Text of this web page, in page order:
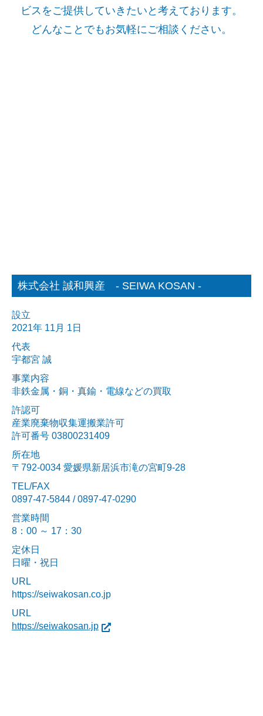
ビスをご提供していきたいと考えております。
どんなことでもお気軽にご相談ください。
株式会社 誠和興産 - SEIWA KOSAN -
設立
2021年 11月 1日
代表
宇都宮 誠
事業内容
非鉄金属・銅・真鍮・電線などの買取
許認可
産業廃棄物収集運搬業許可
許可番号 03800231409
所在地
〒792-0034 愛媛県新居浜市滝の宮町9-28
TEL/FAX
0897-47-5844 / 0897-47-0290
営業時間
8：00 ～ 17：30
定休日
日曜・祝日
URL
https://seiwakosan.co.jp
URL
https://seiwakosan.jp